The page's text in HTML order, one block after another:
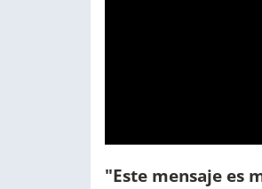
"Este mensaje es